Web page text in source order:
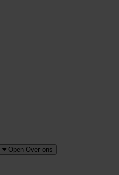
Open Over ons